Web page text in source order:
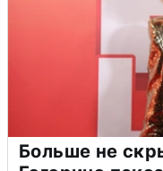
Больше не